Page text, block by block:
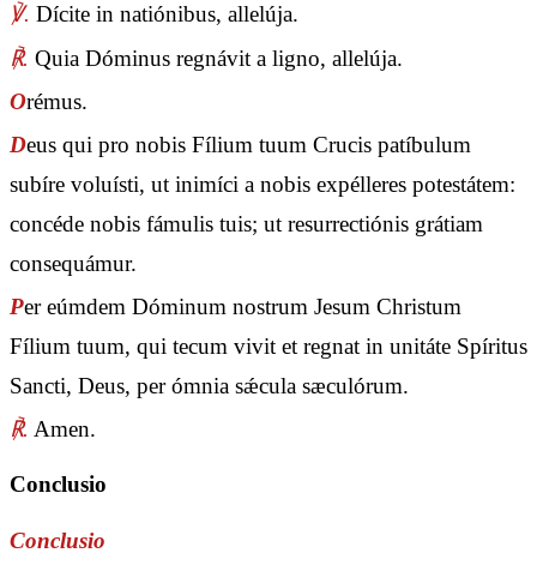
℣. Dícite in natiónibus, allelúja.
℟. Quia Dóminus regnávit a ligno, allelúja.
Orémus.
Deus qui pro nobis Fílium tuum Crucis patíbulum
subíre voluísti, ut inimíci a nobis expélleres potestátem:
concéde nobis fámulis tuis; ut resurrectiónis grátiam
consequámur.
Per eúmdem Dóminum nostrum Jesum Christum
Fílium tuum, qui tecum vivit et regnat in unitáte Spíritus
Sancti, Deus, per ómnia sǽcula sæculórum.
℟. Amen.
Conclusio
Conclusio